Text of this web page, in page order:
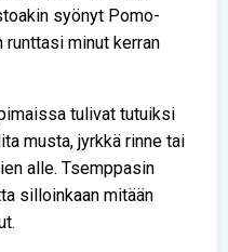
syönyt Pomo-
runttasi minut kerran
tulivat tutuiksi
musta, jyrkkä rinne tai
alle. Tsemppasin
silloinkaan mitään